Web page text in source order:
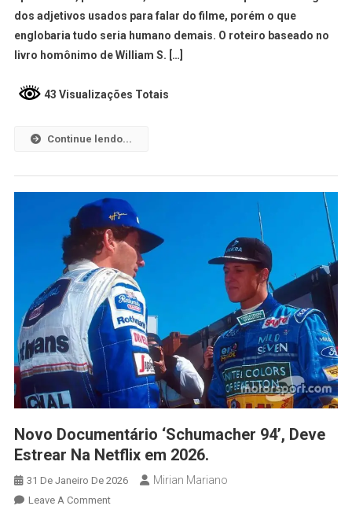
dos adjetivos usados para falar do filme, porém o que
englobaria tudo seria humano demais. O roteiro baseado no
livro homônimo de William S. […]
43 Visualizações Totais
Continue lendo...
Novo Documentário ‘Schumacher 94’, Deve
Estrear Na Netflix em 2026.
31 De Janeiro De 2026 Mirian Mariano
Leave A Comment